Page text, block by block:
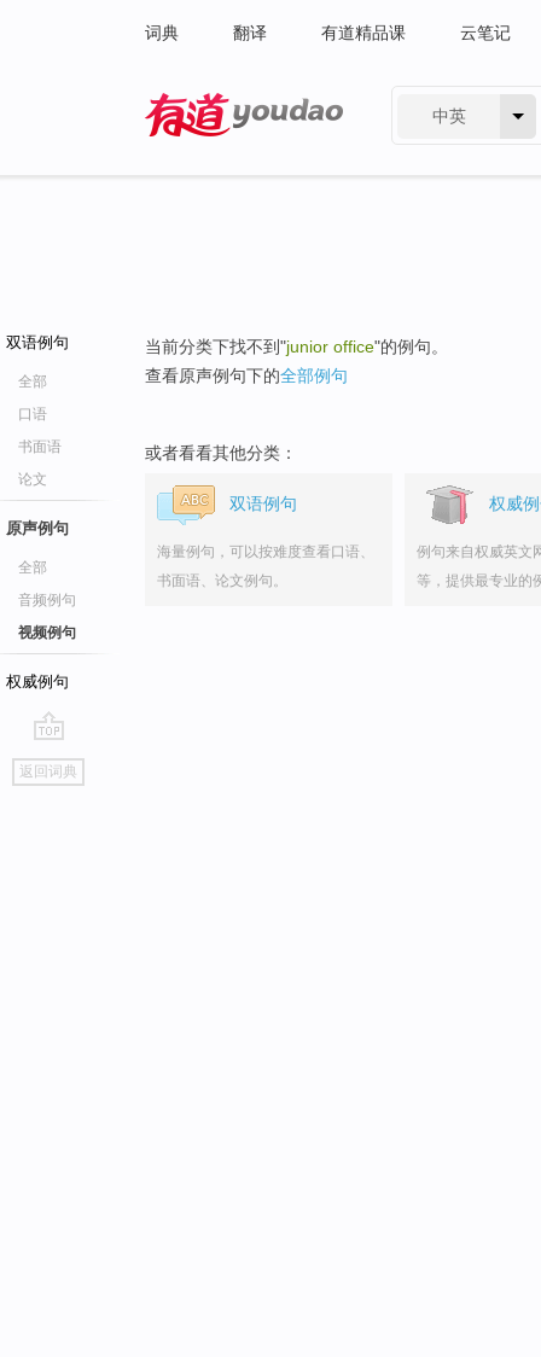
词典 翻译 有道精品课 云笔记
中英
双语例句
全部
口语
书面语
论文
原声例句
全部
音频例句
视频例句
权威例句
go
top
返回词典
当前分类下找不到"junior office"的例句。
查看原声例句下的全部例句
或者看看其他分类：
双语例句
海量例句，可以按难度查看口语、
书面语、论文例句。
权威
例句来自权威英文
等，提供最专业的